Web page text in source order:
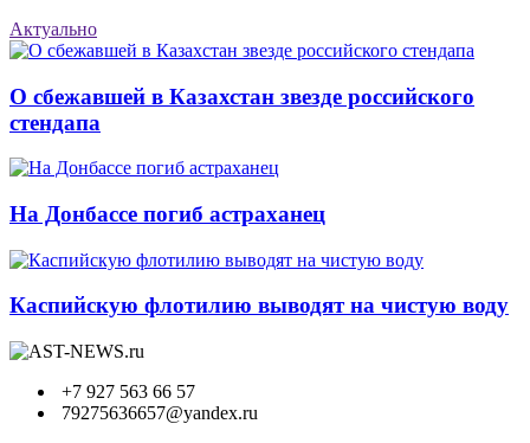
Актуально
О сбежавшей в Казахстан звезде российского
стендапа
На Донбассе погиб астраханец
Каспийскую флотилию выводят на чистую воду
+7 927 563 66 57
79275636657@yandex.ru